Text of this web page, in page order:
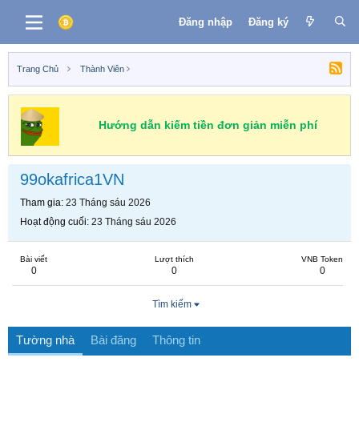
Đăng nhập Đăng ký
Trang Chủ Thành Viên
Hướng dẫn kiếm tiền đơn giản miễn phí
99okafrica1VN
Tham gia 23 Tháng sáu 2026
Hoạt động cuối 23 Tháng sáu 2026
Bài viết
0
Lượt thích
0
VNB Token
0
Tìm kiếm
Tường nhà Bài đăng Thông tin